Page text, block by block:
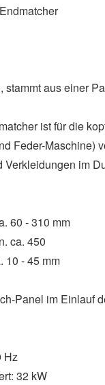
stammt aus einer
ist für die
Feder-Maschine)
Verkleidungen im
60 - 310 mm
ca. 450
10 - 45 mm
Panel im Einlauf
Hz
32 kW